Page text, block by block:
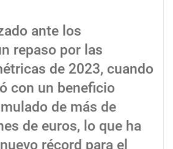
ante los
repaso por las
de 2023, cuando
con un beneficio
de más de
de euros, lo que ha
récord para el